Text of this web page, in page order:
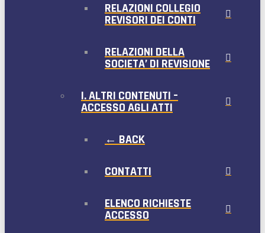
RELAZIONI COLLEGIO
REVISORI DEI CONTI
RELAZIONI DELLA
SOCIETA’ DI REVISIONE
I. ALTRI CONTENUTI –
ACCESSO AGLI ATTI
← BACK
CONTATTI
ELENCO RICHIESTE
ACCESSO